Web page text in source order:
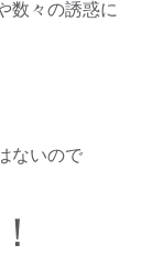
数々の誘惑に
ないので